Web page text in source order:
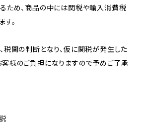
ため、商品の中には関税や輸入消費税
。
税関の判断となり、仮に関税が発生した
様のご負担になりますので予めご了承